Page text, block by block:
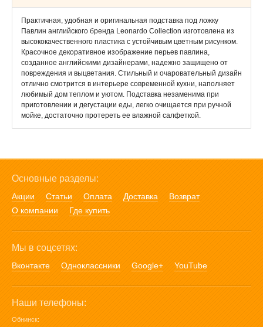
Практичная, удобная и оригинальная подставка под ложку
Павлин английского бренда Leonardo Collection изготовлена из
высококачественного пластика с устойчивым цветным рисунком.
Красочное декоративное изображение перьев павлина,
созданное английскими дизайнерами, надежно защищено от
повреждения и выцветания. Стильный и очаровательный дизайн
отлично смотрится в интерьере современной кухни, наполняет
любимый дом теплом и уютом. Подставка незаменима при
приготовлении и дегустации еды, легко очищается при ручной
мойке, достаточно протереть ее влажной салфеткой.
Основные разделы:
Акции Статьи Оплата Доставка
Возврат
О компании
Где купить
Мы в соцсетях:
Вконтакте Одноклассники Google+ YouTube
Наши телефоны:
Обнинск: